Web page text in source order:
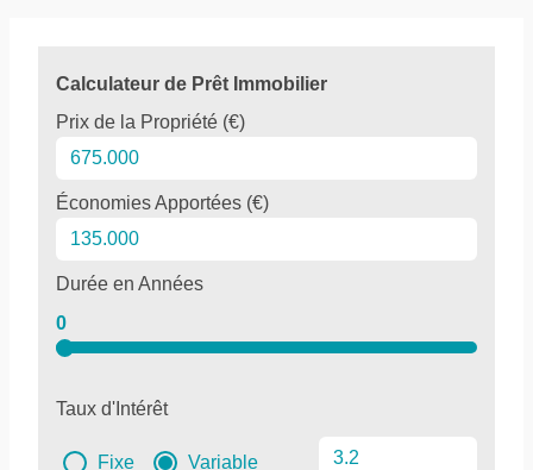
Calculateur de Prêt Immobilier
Prix de la Propriété (€)
Économies Apportées (€)
Durée en Années
0
Taux d'Intérêt
Fixe Variable